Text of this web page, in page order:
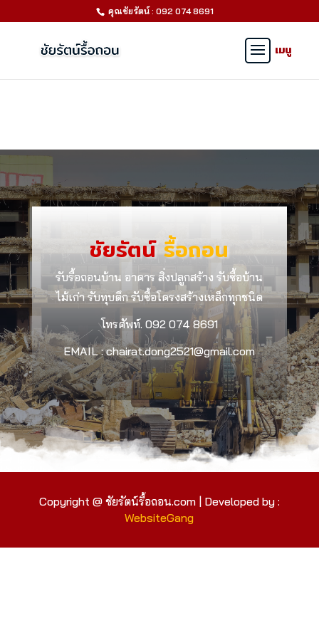
คุณชัยรัตน์ : 092 074 8691
ชัยรัตน์รื้อถอน
รับรื้อถอนบ้าน อาคาร สิ่งปลูกสร้าง รับซื้อบ้าน
ไม้เก่า รับทุบตึก รับซื้อโครงสร้างเหล็กทุกชนิด
โทรศัพท์. 092 074 8691
EMAIL : chairat.dong2521@gmail.com
Copyright @ ชัยรัตน์รื้อถอน.com | Developed by :
WebsiteGang